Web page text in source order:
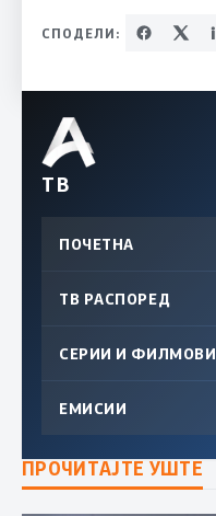
СПОДЕЛИ:
ТВ
ПОЧЕТНА
ТВ РАСПОРЕД
СЕРИИ И ФИЛМОВИ
ЕМИСИИ
ПРОЧИТАЈТЕ УШТЕ